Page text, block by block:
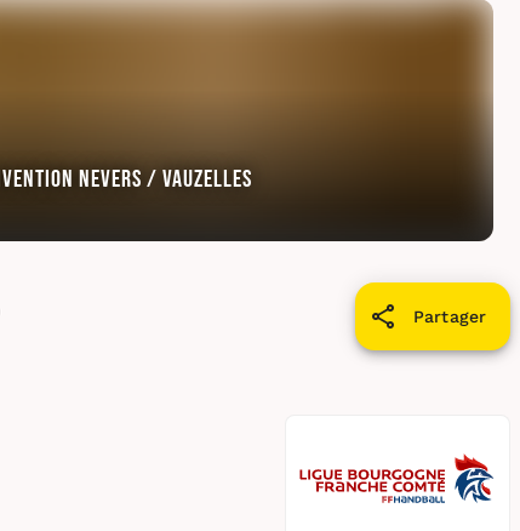
Nevers / Vauzelles
Partager